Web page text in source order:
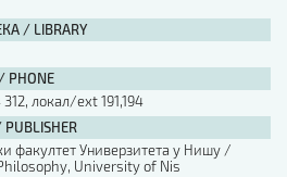
/ LIBRARY
312, локал/ext 191,194
факултет Универзитета у Нишу /
University of Nis